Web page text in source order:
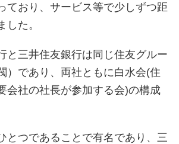
ており、サービス等で少しずつ距
した。
と三井住友銀行は同じ住友グルー
）であり、両社ともに白水会(住
会社の社長が参加する会)の構成
とつであることで有名であり、三